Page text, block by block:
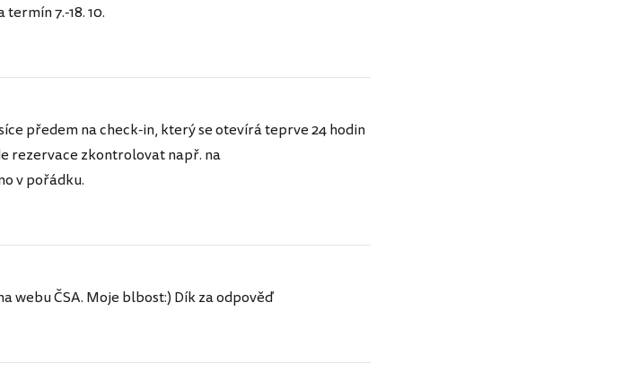
7.-18. 10.
předem na check-in, který se otevírá teprve 24 hodin
rezervace zkontrolovat např. na
v pořádku.
webu ČSA. Moje blbost:) Dík za odpověď